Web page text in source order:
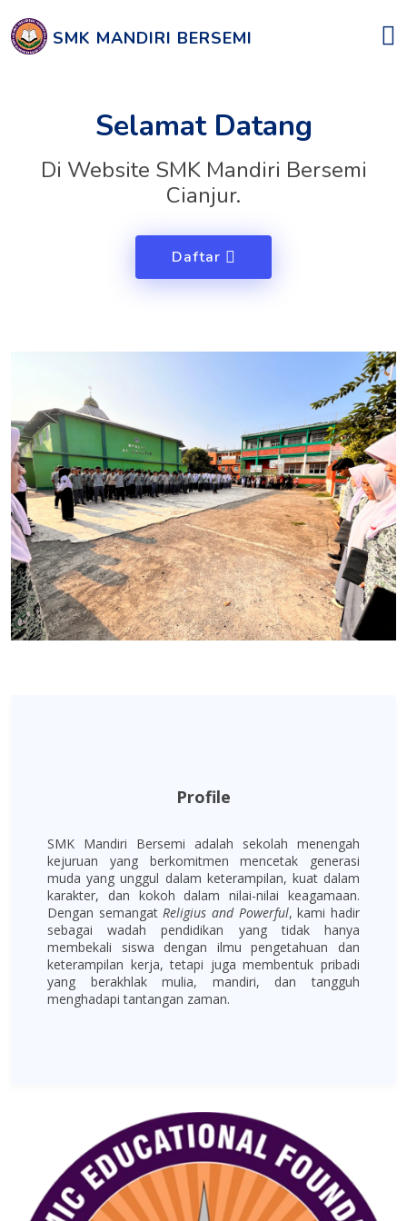
SMK MANDIRI BERSEMI
Selamat Datang
Di Website SMK Mandiri Bersemi
Cianjur.
Daftar
Profile
SMK Mandiri Bersemi adalah sekolah menengah
kejuruan yang berkomitmen mencetak generasi
muda yang unggul dalam keterampilan, kuat dalam
karakter, dan kokoh dalam nilai-nilai keagamaan.
Dengan semangatReligius and Powerful, kami hadir
sebagai wadah pendidikan yang tidak hanya
membekali siswa dengan ilmu pengetahuan dan
keterampilan kerja, tetapi juga membentuk pribadi
yang berakhlak mulia, mandiri, dan tangguh
menghadapi tantangan zaman.